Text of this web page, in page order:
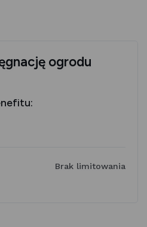
ogrodu
Brak limitowania